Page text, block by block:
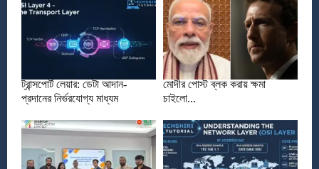
ট্রান্সপোর্ট লেয়ার: ডেটা আদান-
প্রদানের নির্ভরযোগ্য মাধ্যম
মোদীর পোস্ট ব্লক করায় ক্ষমা
চাইলো...